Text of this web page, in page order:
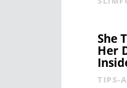
She
Her
TIPS-